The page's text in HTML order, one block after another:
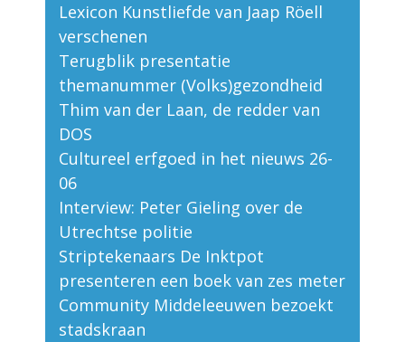
Lexicon Kunstliefde van Jaap Röell
verschenen
Terugblik presentatie
themanummer (Volks)gezondheid
Thim van der Laan, de redder van
DOS
Cultureel erfgoed in het nieuws 26-
06
Interview: Peter Gieling over de
Utrechtse politie
Striptekenaars De Inktpot
presenteren een boek van zes meter
Community Middeleeuwen bezoekt
stadskraan